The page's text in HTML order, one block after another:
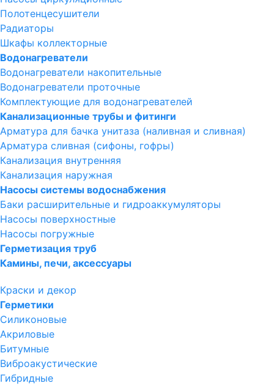
Полотенцесушители
Радиаторы
Шкафы коллекторные
Водонагреватели
Водонагреватели накопительные
Водонагреватели проточные
Комплектующие для водонагревателей
Канализационные трубы и фитинги
Арматура для бачка унитаза (наливная и сливная)
Арматура сливная (сифоны, гофры)
Канализация внутренняя
Канализация наружная
Насосы системы водоснабжения
Баки расширительные и гидроаккумуляторы
Насосы поверхностные
Насосы погружные
Герметизация труб
Камины, печи, аксессуары
Краски и декор
Герметики
Силиконовые
Акриловые
Битумные
Виброакустические
Гибридные